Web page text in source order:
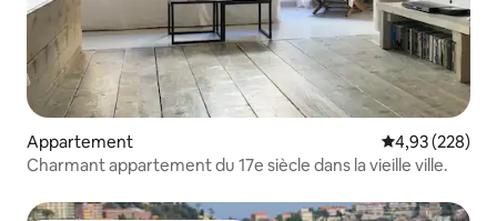
Appartement Évaluation
4,93 (228)
Charmant appartement du 17e siècle dans la vieille ville.